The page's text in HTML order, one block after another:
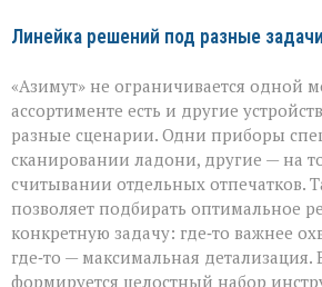
Линейка решений под разные задачи
«Азимут» не ограничивается одной
ассортименте есть и другие
разные сценарии. Одни приборы
сканировании ладони, другие — на
считывании отдельных отпечатков.
позволяет подбирать оптимальное
конкретную задачу: где‑то важнее
где‑то — максимальная детализация.
формируется целостный набор